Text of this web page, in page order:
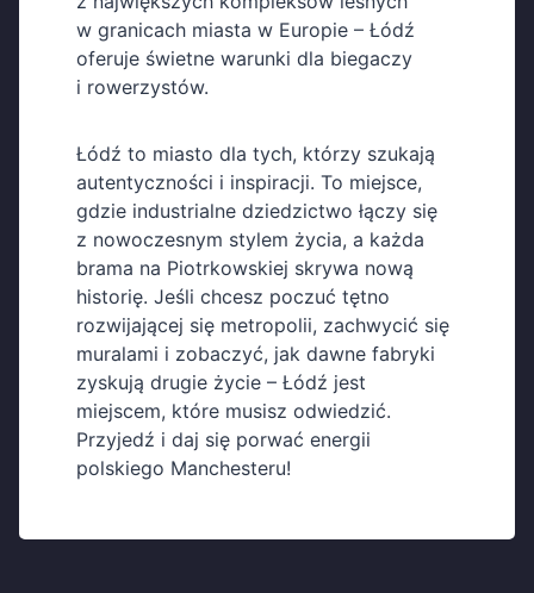
w granicach miasta w Europie – Łódź
oferuje świetne warunki dla biegaczy
i rowerzystów.
Łódź to miasto dla tych, którzy szukają
autentyczności i inspiracji. To miejsce,
gdzie industrialne dziedzictwo łączy się
z nowoczesnym stylem życia, a każda
brama na Piotrkowskiej skrywa nową
historię. Jeśli chcesz poczuć tętno
rozwijającej się metropolii, zachwycić się
muralami i zobaczyć, jak dawne fabryki
zyskują drugie życie – Łódź jest
miejscem, które musisz odwiedzić.
Przyjedź i daj się porwać energii
polskiego Manchesteru!